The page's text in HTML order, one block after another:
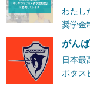
わたし
奨学金
がん
日本最
ボタス